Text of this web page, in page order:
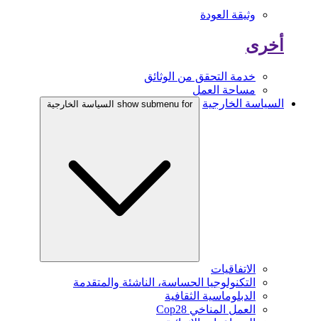
وثيقة العودة
أخرى
خدمة التحقق من الوثائق
مساحة العمل
السياسة الخارجية
show submenu for السياسة الخارجية
الاتفاقيات
التكنولوجيا الحساسة، الناشئة والمتقدمة
الدبلوماسية الثقافية
العمل المناخي Cop28